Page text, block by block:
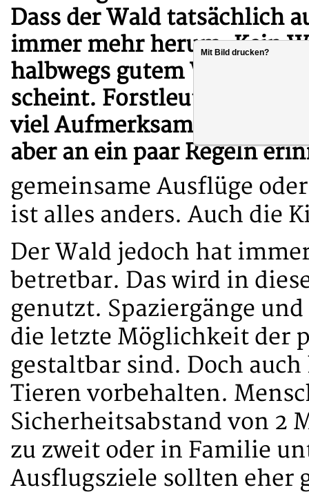
Dass der Wald tatsächlich
immer mehr herum. Kein
halbwegs gutem Wetter
scheint. Forstleute und
viel Aufmerksamkeit für
aber an ein paar Regeln
gemeinsame Ausflüge
ist alles anders. Auch die
Der Wald jedoch hat
betretbar. Das wird in
genutzt. Spaziergänge
die letzte Möglichkeit der
gestaltbar sind. Doch
Tieren vorbehalten.
Sicherheitsabstand von 2
zu zweit oder in Familie
Ausflugsziele sollten eher
Mit Bild drucken?